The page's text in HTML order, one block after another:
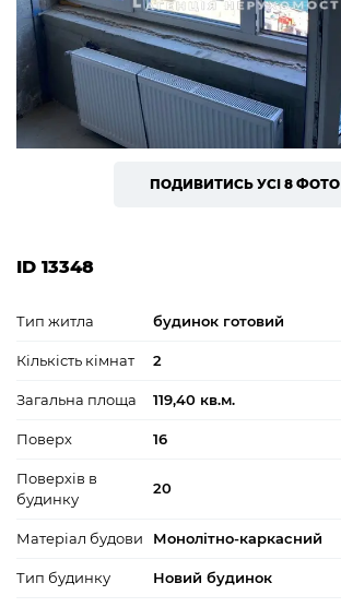
ПОДИВИТИСЬ УСІ 8 ФОТО
ID 13348
Тип житла будинок готовий
Кількість кімнат 2
Загальна площа 119,40 кв.м.
Поверх 16
Поверхів в
будинку
20
Матеріал будови Монолітно-каркасний
Тип будинку Новий будинок